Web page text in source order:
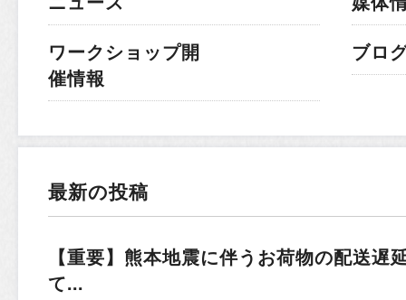
ワークショップ開
催情報
ブロ
最新の投稿
【重要】熊本地震に伴うお荷物の配送遅
て...